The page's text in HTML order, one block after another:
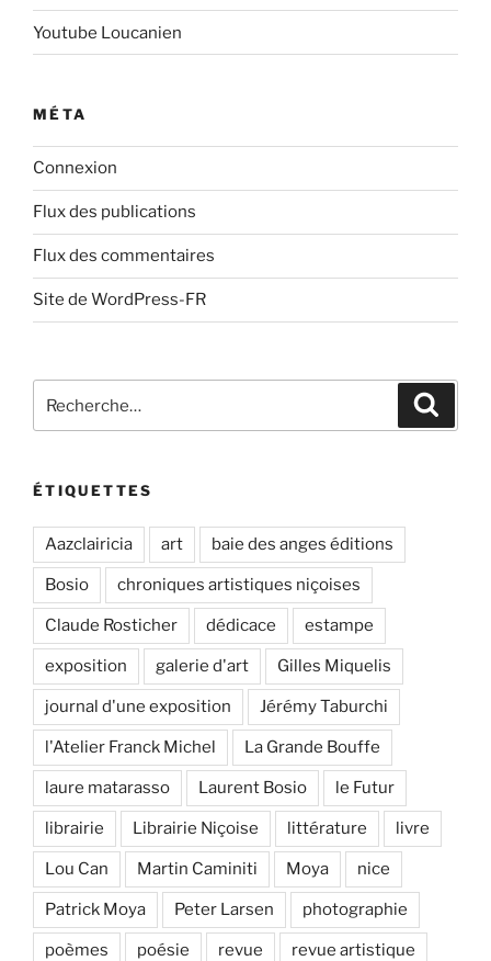
Youtube Loucanien
MÉTA
Connexion
Flux des publications
Flux des commentaires
Site de WordPress-FR
pour
ÉTIQUETTES
Aazclairicia art baie des anges éditions
Bosio chroniques artistiques niçoises
Claude Rosticher dédicace estampe
exposition galerie d'art Gilles Miquelis
journal d'une exposition Jérémy Taburchi
l'Atelier Franck Michel La Grande Bouffe
laure matarasso Laurent Bosio le Futur
librairie Librairie Niçoise littérature livre
Lou Can Martin Caminiti Moya nice
Patrick Moya Peter Larsen photographie
poèmes poésie revue revue artistique